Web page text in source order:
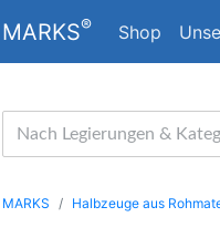
MARKS® Shop
MARKS Halbzeuge aus